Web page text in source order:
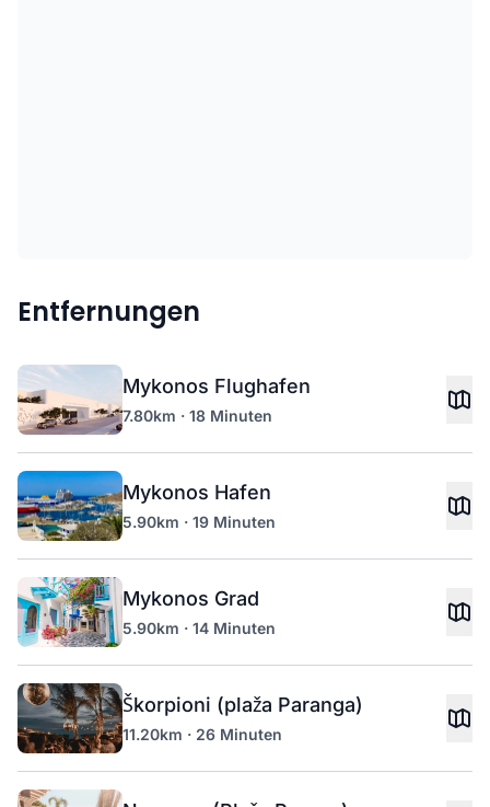
Entfernungen
Mykonos Flughafen
7.80km · 18 Minuten
Mykonos Hafen
5.90km · 19 Minuten
Mykonos Grad
5.90km · 14 Minuten
Škorpioni (plaža Paranga)
11.20km · 26 Minuten